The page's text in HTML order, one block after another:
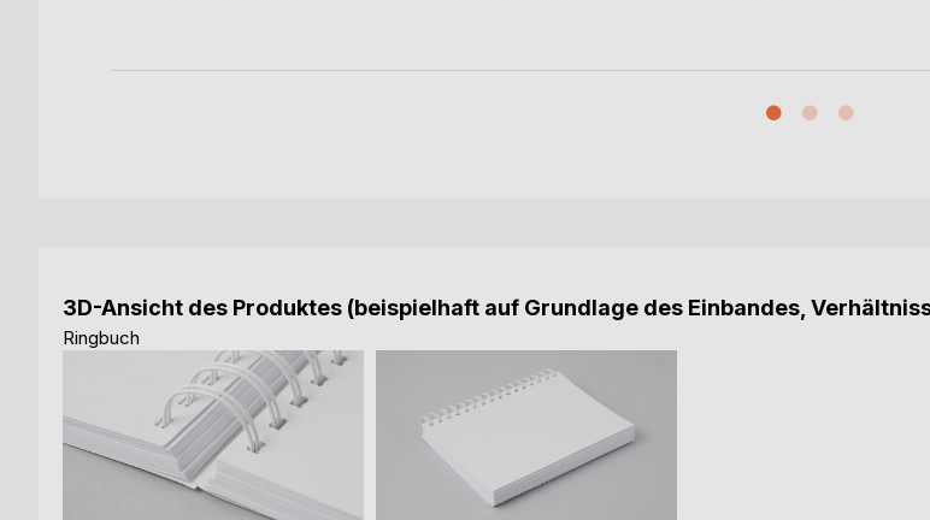
3D-Ansicht des Produktes (beispielhaft auf Grundlage des Einbandes,
Ringbuch